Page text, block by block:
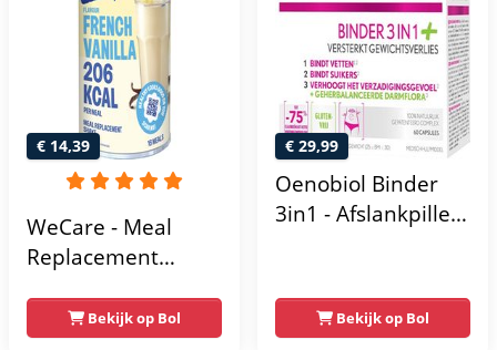
€ 14,39
WeCare - Meal
Replacement
436 gr Bekijk op Bol
€ 29,99
Oenobiol Binder
3in1 - Afslankpillen
Gewichtsverlies -
60 Capsules
Bekijk op Bol